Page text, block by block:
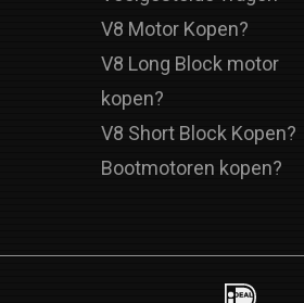
V8 Motor Kopen?
V8 Long Block motor
kopen?
V8 Short Block Kopen?
Bootmotoren kopen?